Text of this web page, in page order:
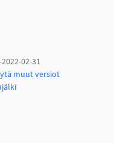
02-31
muut versiot